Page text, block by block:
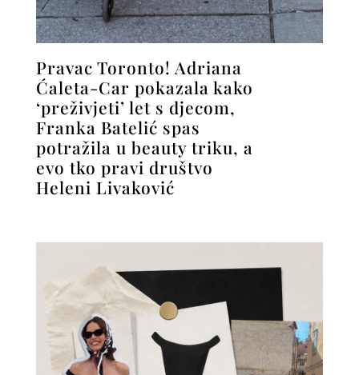
Pravac Toronto! Adriana
Ćaleta-Car pokazala kako
‘preživjeti’ let s djecom,
Franka Batelić spas
potražila u beauty triku, a
evo tko pravi društvo
Heleni Livaković